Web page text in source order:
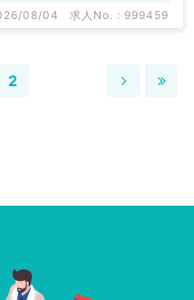
08/04 求人No. : 999459
2